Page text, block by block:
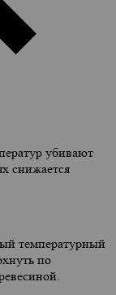
убивают
снижается
температурный
по